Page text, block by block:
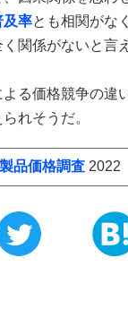
及率とも相関がな
関係がないと言
る価格競争の違
れそうだ。
品価格調査 2022